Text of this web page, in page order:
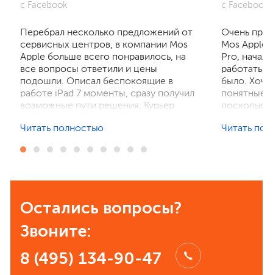
с Facebook
Перебрал несколько предложений от
сервисных центров, в компании Mos
Apple больше всего понравилось, на
все вопросы ответили и цены
подошли. Описал беспокоящие в
работе iPad 7 моменты, сразу получил
возможные пути решения. Курьер
отзвонились по итогам осмотра,
порадовал, без лишнего ожидания и
рекомендовать всем знакомым.
Читать полностью
с Facebook
Очень
Mos
Pro, начал
работать,
было. Хочу
понятные
поскольку
Читать
Остались вопросы?
Звоните:
8 (495) 134-90-47